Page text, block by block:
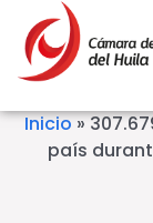
Inicio»
país